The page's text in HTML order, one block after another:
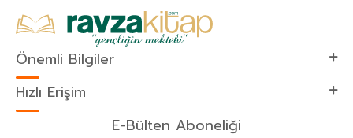
Önemli Bilgiler
Hızlı Erişim
E-Bülten Aboneliği